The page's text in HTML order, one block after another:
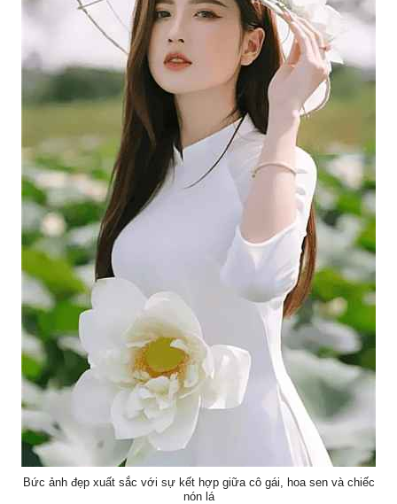
Bức ảnh đẹp xuất sắc với sự kết hợp giữa cô gái, hoa sen và chiếc
nón lá